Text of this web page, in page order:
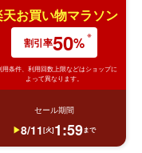
わせ
天お買い物マラソン
割引率50%
用条件、利用回数上限などはショップに
よって異なります。
セール期間
8/11[火]1:59まで